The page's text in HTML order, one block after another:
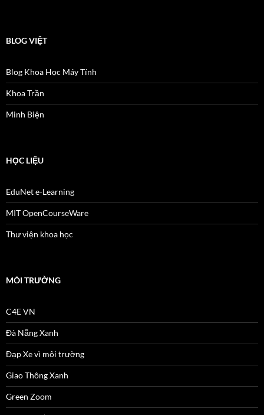
BLOG VIỆT
Blog Khoa Học Máy Tính
Khoa Trần
Minh Biện
HỌC LIỆU
EduNet e-Learning
MIT OpenCourseWare
Thư viện khoa học
MÔI TRƯỜNG
C4E VN
Đà Nẵng Xanh
Đạp Xe vì môi trường
Giao Thông Xanh
Green Zoom